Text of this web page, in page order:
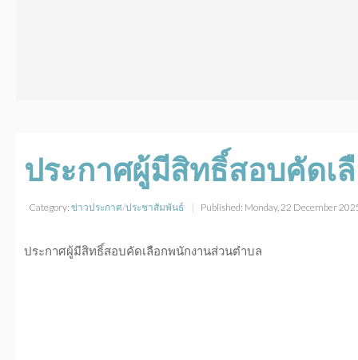
ประกาศผู้มีสิทธิ์สอบคัดเ
Category: ข่าวประกาศ/ประชาสัมพันธ์ Published: Monday, 22 December
ประกาศผู้มีสิทธิ์สอบคัดเลือกพนักงานส่วนตำบล